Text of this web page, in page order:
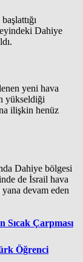
Dahiye
yeni hava
yükseldiği
ilişkin henüz
Dahiye bölgesi
de İsrail hava
yana devam eden
Sıcak Çarpması
Öğrenci